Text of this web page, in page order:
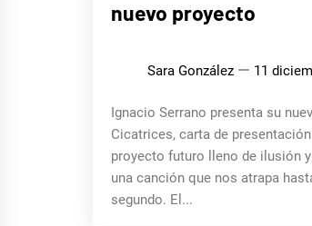
nuevo proyecto
Sara González 11
Ignacio Serrano presenta su
Cicatrices, carta de
proyecto futuro lleno de ilusión
una canción que nos atrapa
segundo. El...